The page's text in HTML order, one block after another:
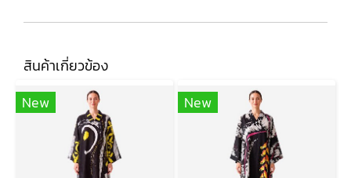
สินค้าเกี่ยวข้อง
New
New